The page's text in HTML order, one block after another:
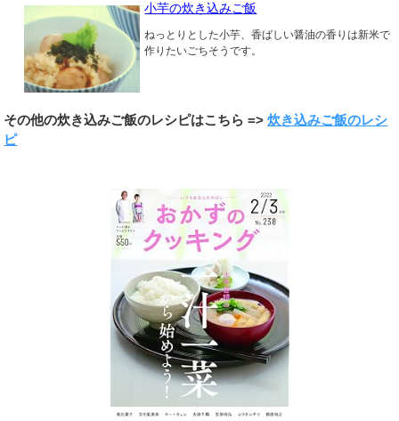
小芋の炊き込みご飯
ねっとりとした小芋、香ばしい醤油の香りは新米で
作りたいごちそうです。
その他の炊き込みご飯のレシピはこちら =>炊き込みご飯のレシ
ピ